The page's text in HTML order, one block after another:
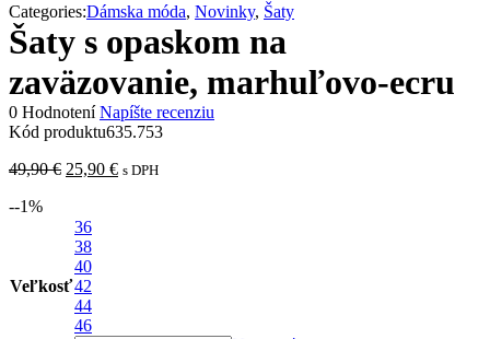
Categories:Dámska móda, Novinky, Šaty
Šaty s opaskom na
zaväzovanie, marhuľovo-ecru
0 Hodnotení Napíšte recenziu
Kód produktu635.753
49,90€ Pôvodná
49,90 €.
25,90 €Aktuálna
s DPH
--1%
Veľkosť
36
38
40
42
44
46